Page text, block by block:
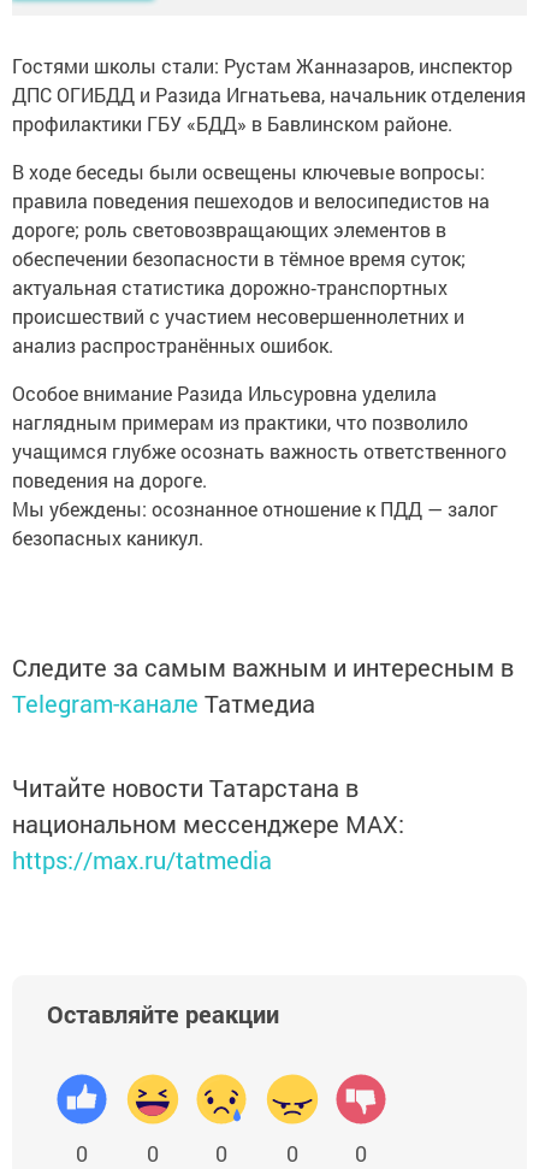
Гостями школы стали: Рустам Жанназаров, инспектор
ДПС ОГИБДД и Разида Игнатьева, начальник отделения
профилактики ГБУ «БДД» в Бавлинском районе.
В ходе беседы были освещены ключевые вопросы:
правила поведения пешеходов и велосипедистов на
дороге; роль световозвращающих элементов в
обеспечении безопасности в тёмное время суток;
актуальная статистика дорожно‑транспортных
происшествий с участием несовершеннолетних и
анализ распространённых ошибок.
Особое внимание Разида Ильсуровна уделила
наглядным примерам из практики, что позволило
учащимся глубже осознать важность ответственного
поведения на дороге.
Мы убеждены: осознанное отношение к ПДД — залог
безопасных каникул.
Следите за самым важным и интересным в
Telegram-канале Татмедиа
Читайте новости Татарстана в
национальном мессенджере MАХ:
https://max.ru/tatmedia
Оставляйте реакции
0 0 0 0 0